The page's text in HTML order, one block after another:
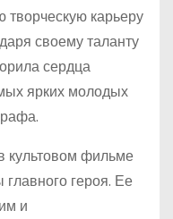
карьеру
своему таланту
сердца
ярких молодых
культовом фильме
героя. Ее
и